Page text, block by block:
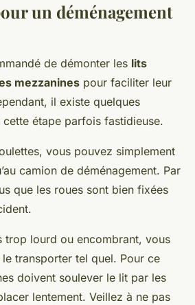
un déménagement
de démonter les lits
mezzanines pour faciliter leur
il existe quelques
étape parfois fastidieuse.
vous pouvez simplement
camion de déménagement. Par
que les roues sont bien fixées
trop lourd ou encombrant, vous
transporter tel quel. Pour ce
doivent soulever le lit par les
lentement. Veillez à ne pas